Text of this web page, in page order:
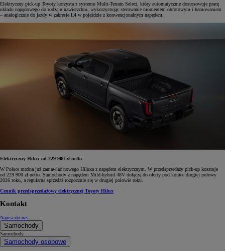
Elektryczny pick-up Toyoty korzysta z systemu Multi-Terrain Select, który automatycznie dostosowuje pracę
układu napędowego do rodzaju nawierzchni, wykorzystując sterowanie momentem obrotowym i hamowaniem
– analogicznie do jazdy w zakresie L4 w pojeździe z konwencjonalnym napędem.
Elektryczny Hilux od 229 900 zł netto
W Polsce można już zamawiać nowego Hiluxa z napędem elektrycznym. W przedsprzedaży pick-up kosztuje
od 229 900 zł netto. Samochody z napędem Mild-hybrid 48V dołączą do oferty pod koniec drugiej połowy
2026 roku, a regularna sprzedaż rozpocznie się w drugiej połowie roku.
Cennik przedsprzedażowy elektrycznej Toyoty Hilux
Kontakt
Napisz do nas
Samochody
Samochody
Samochody osobowe